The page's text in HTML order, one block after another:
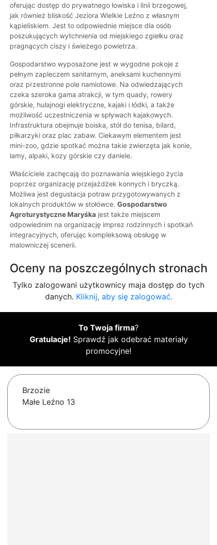
oferując dostęp do prywatnego łowiska i linii brzegowej,
jak również bliskość Jeziora Wielkie Leźno z własnym
kąpieliskiem. Jest to odpowiednie miejsce dla osób
poszukujących wytchnienia od miejskiego zgiełku oraz
pragnących ciszy i świeżego powietrza.
Gospodarstwo wyposażone jest w wygodne pokoje z
pełnym zapleczem sanitarnym, aneksami kuchennymi
oraz przestronne pole namiotowe. Na odwiedzających
czeka szeroka gama atrakcji, w tym quady, rowery
górskie, hulajnogi elektryczne, kajaki i łódki, a także
możliwość uczestniczenia w spływach kajakowych.
Infrastruktura obejmuje boiska, stół do tenisa, bilard,
piłkarzyki oraz plac zabaw. Ciekawym elementem jest
mini-zoo, gdzie spotkać można takie zwierzęta jak konie,
lamy, alpaki, kozy górskie czy daniele.
Właściciele zachęcają do poznawania wiejskiego życia
poprzez organizację przejażdżek konnych i bryczką.
Możliwa jest degustacja potraw przygotowywanych z
lokalnych produktów w stołówce. Gospodarstwo
Agroturystyczne Maryśka jest także miejscem
odpowiednim na organizację imprez rodzinnych i spotkań
integracyjnych, oferując kompleksową obsługę w
malowniczej scenerii.
Oceny na poszczególnych stronach
Tylko zalogowani użytkownicy maja dostęp do tych
danych. Kliknij, aby się zalogować.
To Twoja firma?
Gratulacje! Sprawdź jak odebrać materiały
promocyjne!
Brzozie
Małe Leźno 13